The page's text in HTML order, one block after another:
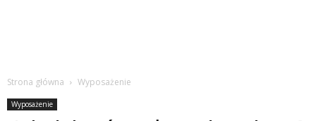
Strona główna Wyposażenie
Wyposażenie